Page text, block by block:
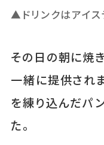
▲ドリンクはアイス
その日の朝に焼
一緒に提供され
を練り込んだパ
た。